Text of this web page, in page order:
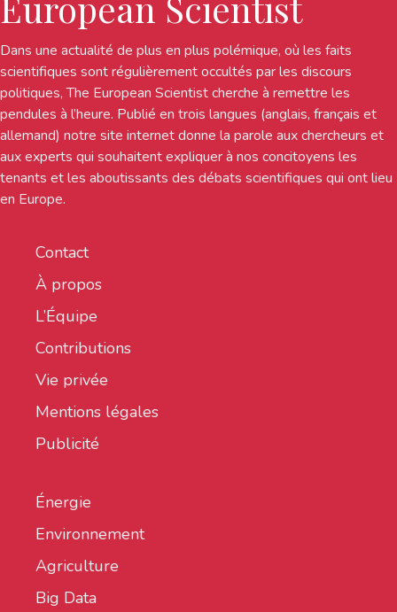
Dans une actualité de plus en plus polémique, où les faits
scientifiques sont régulièrement occultés par les discours
politiques, The European Scientist cherche à remettre les
pendules à l’heure. Publié en trois langues (anglais, français et
allemand) notre site internet donne la parole aux chercheurs et
aux experts qui souhaitent expliquer à nos concitoyens les
tenants et les aboutissants des débats scientifiques qui ont lieu
en Europe.
Contact
À propos
L’Équipe
Contributions
Vie privée
Mentions légales
Publicité
Énergie
Environnement
Agriculture
Big Data